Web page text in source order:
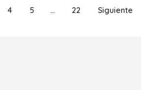
4 5 … 22 Siguiente